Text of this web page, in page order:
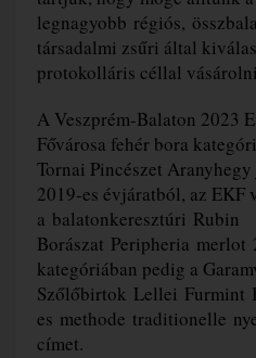
legnagyobb régiós,
társadalmi zsűri által
protokolláris céllal
A Veszprém-Balaton 2023
Fővárosa fehér bora
Tornai Pincészet
2019-es évjáratból, az EKF
a balatonkeresztúri Rubin
Borászat Peripheria merlot
kategóriában pedig a
Szőlőbirtok Lellei Furmint
es methode traditionelle
címet.